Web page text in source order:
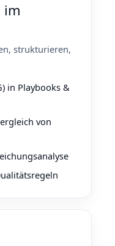
im
strukturieren,
in Playbooks &
von